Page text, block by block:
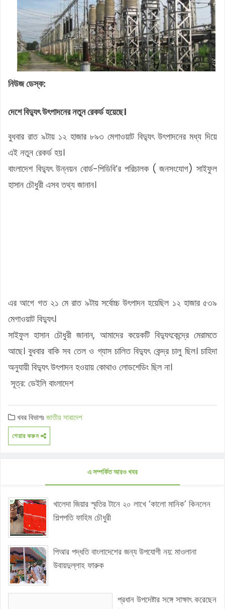
নিউজ ডেস্ক:
দেশে বিদ্যুৎ উৎপাদনের নতুন রেকর্ড হয়েছে।
বুধবার রাত ৯টায় ১২ হাজার ৮৯৩ মেগাওয়াট বিদ্যুৎ উৎপাদনের মধ্য দিয়ে
এই নতুন রেকর্ড হয়।
বাংলাদেশ বিদ্যুৎ উন্নয়ন বোর্ড-পিডিবি’র পরিচালক ( জনসংযোগ) সাইফুল
হাসান চৌধুরী এসব তথ্য জানান।
এর আগে গত ২১ মে রাত ৯টায় সর্বোচ্চ উৎপাদন হয়েছিল ১২ হাজার ৫৩৯
মেগাওয়াট বিদ্যুৎ।
সাইফুল হাসান চৌধুরী জানান, আমাদের কয়েকটি বিদ্যুৎকেন্দ্রে মেরামতে
আছে। বুধবার বাকি সব তেল ও গ্যাস চালিত বিদ্যুৎ কেন্দ্র চালু ছিল। চাহিদা
অনুযায়ী বিদ্যুৎ উৎপাদন হওয়ায় কোথাও লোডশেডিং ছিল না।
সূত্র: ডেইলি বাংলাদেশ
খবর বিভাগঃজাতীয়সারাদেশ
শেয়ার করুন
এ সম্পর্কিত আরও খবর
খালেদা জিয়ার স্মৃতির টানে ২০ লাখে ‘কালো মানিক’ কিনলেন
শিল্পপতি ফাহিম চৌধুরী
পিআর পদ্ধতি বাংলাদেশের জন্য উপযোগী নয়: মাওলানা
উবায়দুল্লাহ ফারুক
প্রধান উপদেষ্টার সঙ্গে সাক্ষাৎ করেছেন